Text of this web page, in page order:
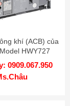
khí (ACB) của
HWY727
0909.067.950